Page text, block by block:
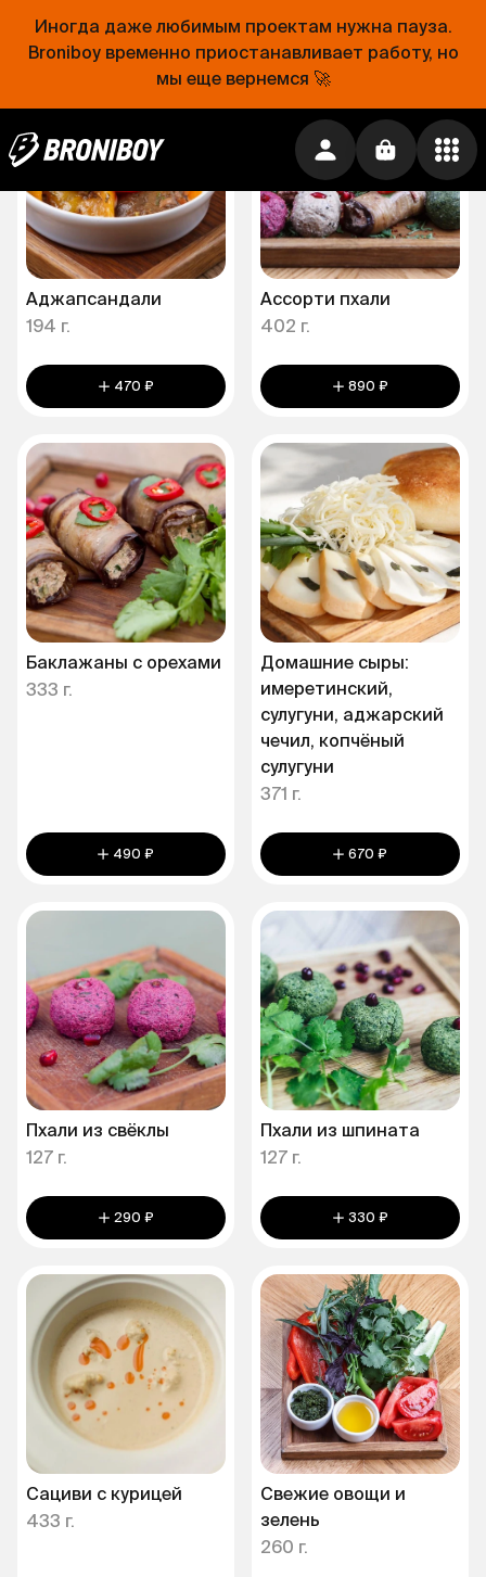
Иногда даже любимым проектам нужна пауза.
Broniboy временно приостанавливает работу, но
мы еще вернемся 🚀
380 ₽ 440 ₽
Аджапсандали
194 г.
470 ₽
Ассорти пхали
402 г.
890 ₽
Баклажаны с орехами
333 г.
490 ₽
Домашние сыры:
имеретинский,
сулугуни, аджарский
чечил, копчёный
сулугуни
371 г.
670 ₽
Пхали из свёклы
127 г.
290 ₽
Пхали из шпината
127 г.
330 ₽
Сациви с курицей
433 г.
Свежие овощи и
зелень
260 г.